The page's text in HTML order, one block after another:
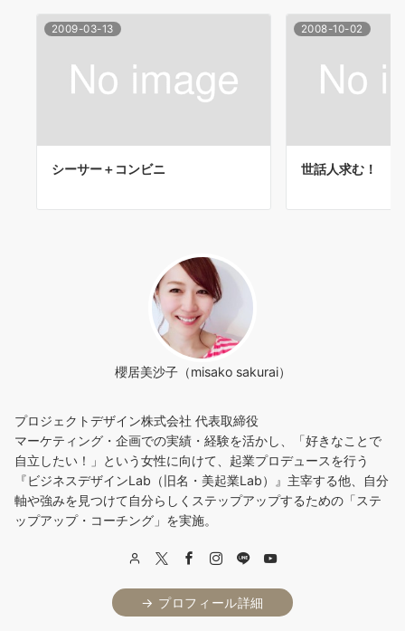
2009-03-13
シーサー＋コンビニ
2008-10-02
世話人求む！
櫻居美沙子（misako sakurai）
プロジェクトデザイン株式会社 代表取締役
マーケティング・企画での実績・経験を活かし、「好きなことで
自立したい！」という女性に向けて、起業プロデュースを行う
『ビジネスデザインLab（旧名・美起業Lab）』主宰する他、自分
軸や強みを見つけて自分らしくステップアップするための「ステ
ップアップ・コーチング」を実施。
→ プロフィール詳細